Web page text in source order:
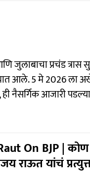
जुलाबाचा प्रचंड त्रास
आले. 5 मे 2026 ला
नैसर्गिक आजारी
On BJP |
राऊत यांचं